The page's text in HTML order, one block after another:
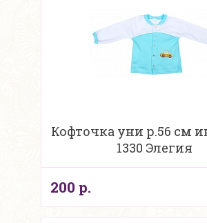
Кофточка уни р.56 см
1330 Элегия
200 р.